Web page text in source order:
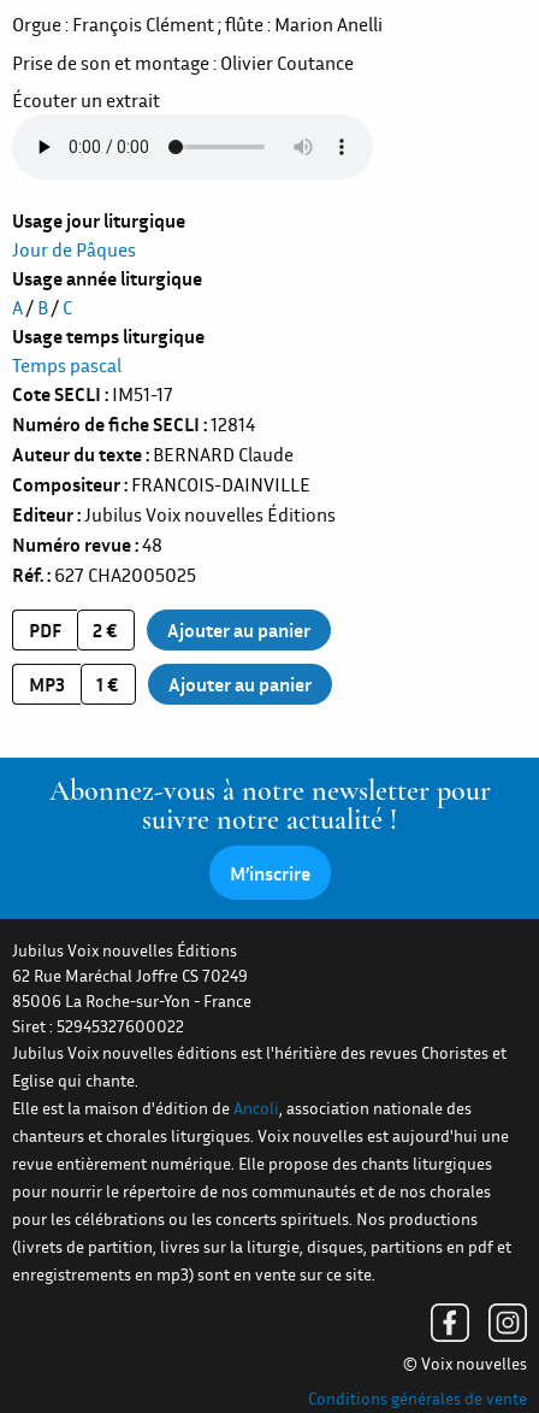
Orgue : François Clément ; flûte : Marion Anelli
Prise de son et montage : Olivier Coutance
Écouter un extrait
Usage jour liturgique
Jour de Pâques
Usage année liturgique
A/ B/ C
Usage temps liturgique
Temps pascal
Cote SECLI IM51-17
Numéro de fiche SECLI 12814
Auteur du texte BERNARD Claude
Compositeur FRANCOIS-DAINVILLE
Editeur Jubilus Voix nouvelles Éditions
Numéro revue 48
Réf. 627 CHA2005025
PDF 2 €
MP3 1 €
Abonnez-vous à notre newsletter pour
suivre notre actualité !
M’inscrire
Jubilus Voix nouvelles Éditions
62 Rue Maréchal Joffre CS 70249
85006 La Roche-sur-Yon - France
Siret : 52945327600022
Jubilus Voix nouvelles éditions est l'héritière des revues Choristes et
Eglise qui chante.
Elle est la maison d'édition deAncoli, association nationale des
chanteurs et chorales liturgiques. Voix nouvelles est aujourd'hui une
revue entièrement numérique. Elle propose des chants liturgiques
pour nourrir le répertoire de nos communautés et de nos chorales
pour les célébrations ou les concerts spirituels. Nos productions
(livrets de partition, livres sur la liturgie, disques, partitions en pdf et
enregistrements en mp3) sont en vente sur ce site.
© Voix nouvelles
Conditions générales de vente